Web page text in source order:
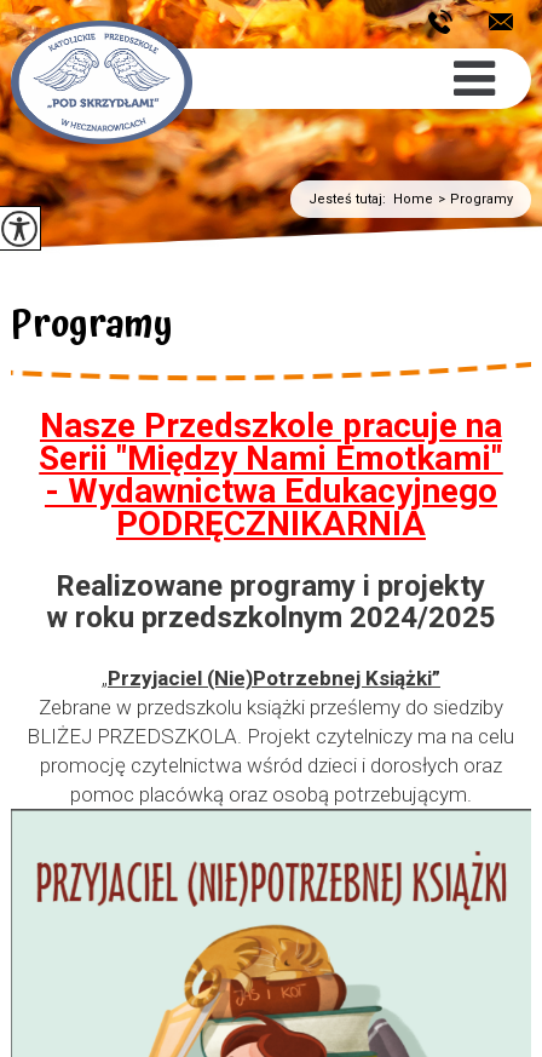
Jesteś tutaj: Home > Programy
Programy
Nasze Przedszkole pracuje na
Serii "Między Nami Emotkami"
- Wydawnictwa Edukacyjnego
PODRĘCZNIKARNIA
Realizowane programy i projekty
w roku przedszkolnym 2024/2025
„Przyjaciel (Nie)Potrzebnej Książki”
Zebrane w przedszkolu książki prześlemy do siedziby
BLIŻEJ PRZEDSZKOLA. Projekt czytelniczy ma na celu
promocję czytelnictwa wśród dzieci i dorosłych oraz
pomoc placówką oraz osobą potrzebującym.